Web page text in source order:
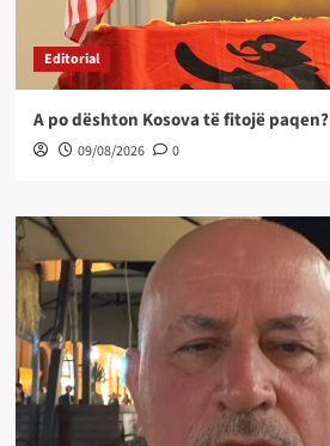
Editorial
A po dështon Kosova të fitojë paqen?
09/08/2026 0